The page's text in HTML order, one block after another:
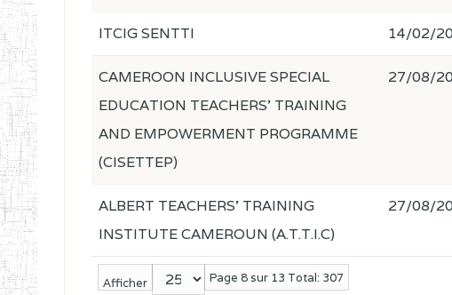
Afficher Page 8 sur 13 Total: 307
ITCIG SENTTI 14/02/
CAMEROON INCLUSIVE SPECIAL
EDUCATION TEACHERS' TRAINING
AND EMPOWERMENT PROGRAMME
(CISETTEP)
27/08/
ALBERT TEACHERS' TRAINING
INSTITUTE CAMEROUN (A.T.T.I.C)
27/08/